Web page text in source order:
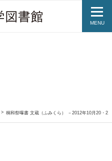
MENU
桐和祭曝書 文蔵（ふみくら） －2012年10月20・21